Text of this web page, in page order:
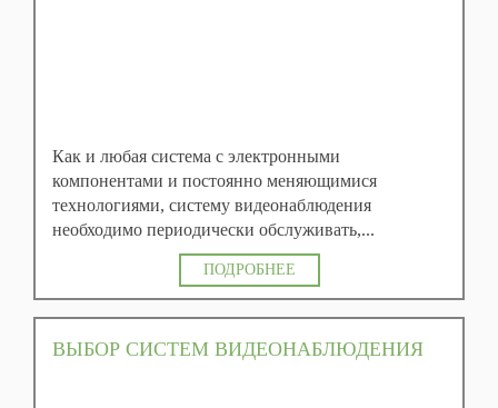
Как и любая система с электронными
компонентами и постоянно меняющимися
технологиями, систему видеонаблюдения
необходимо периодически обслуживать,...
ПОДРОБНЕЕ
ВЫБОР СИСТЕМ ВИДЕОНАБЛЮДЕНИЯ